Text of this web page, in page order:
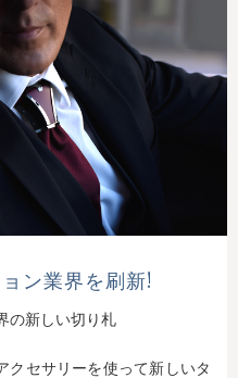
ン業界を刷新!
の新しい切り札
クセサリーを使って新しいタ